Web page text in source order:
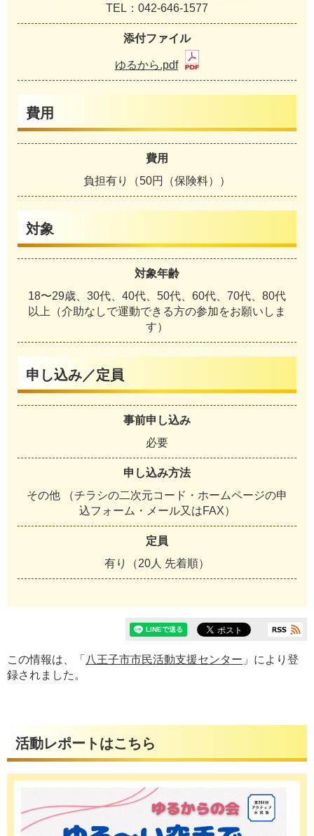
TEL：042-646-1577
添付ファイル
ゆるから.pdf
費用
費用
負担有り（50円（保険料））
対象
対象年齢
18〜29歳、30代、40代、50代、60代、70代、80代
以上（介助なしで運動できる方の参加をお願いしま
す）
申し込み／定員
事前申し込み
必要
申し込み方法
その他 （チラシの二次元コード・ホームページの申
込フォーム・メール又はFAX）
定員
有り（20人 先着順）
この情報は、「 八王子市市民活動支援センター 」により登
録されました。
活動レポートはこちら